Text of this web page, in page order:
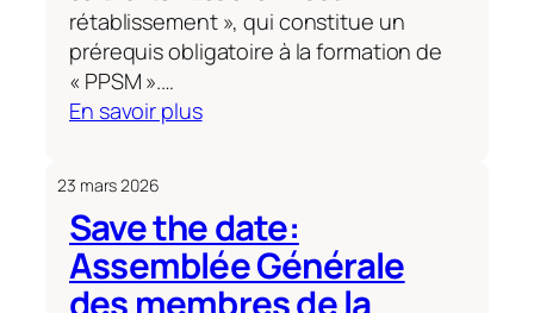
rétablissement », qui constitue un
prérequis obligatoire à la formation de
« PPSM ».…
En savoir plus:
praticien·ne
en
santé
23 mars 2026
Save the date:
Assemblée Générale
des membres de la